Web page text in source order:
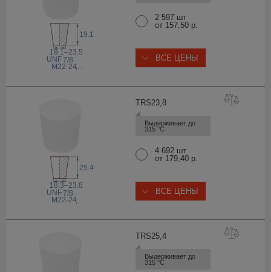
19.1
19.1–23.5
M22-24,...
UNF 7/8
2 597 шт
от 157,50 р.
ВСЕ ЦЕНЫ
TRS23,8
Выдерживает до
315 °С
25.4
18.3–23.8
M22-24,...
UNF 7/8
4 692 шт
от 179,40 р.
ВСЕ ЦЕНЫ
TRS25,4
Выдерживает до
315 °С